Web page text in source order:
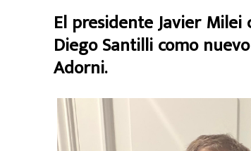
El presidente Javier
Diego Santilli como
Adorni.